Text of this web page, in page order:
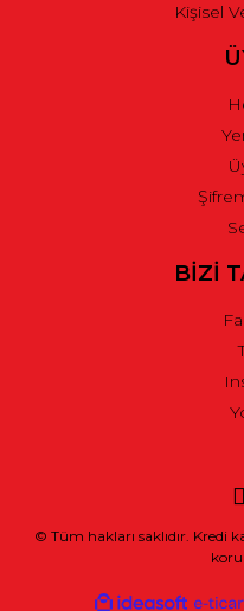
Kişisel
BİZİ
© Tüm hakları saklıdır. Kredi
ideasoft